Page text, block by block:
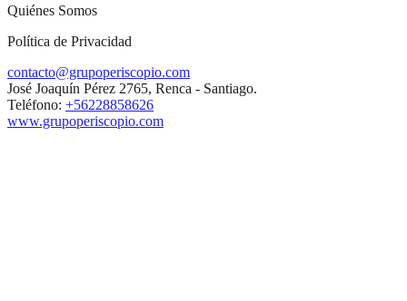
Quiénes Somos
Política de Privacidad
contacto@grupoperiscopio.com
José Joaquín Pérez 2765, Renca - Santiago.
Teléfono: +56228858626
www.grupoperiscopio.com